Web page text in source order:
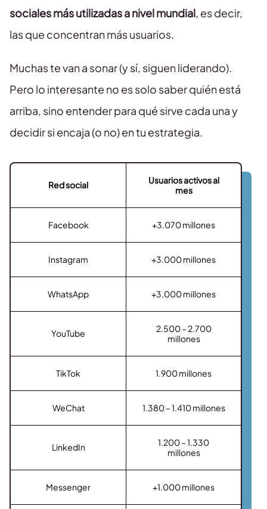
sociales más utilizadas a nivel mundial, es decir,
las que concentran más usuarios.
Muchas te van a sonar (y sí, siguen liderando).
Pero lo interesante no es solo saber quién está
arriba, sino entender para qué sirve cada una y
decidir si encaja (o no) en tu estrategia.
Red social
Usuarios activos al
mes
Facebook +3.070 millones
Instagram +3.000 millones
WhatsApp +3.000 millones
YouTube
2.500 – 2.700
millones
TikTok 1.900 millones
WeChat 1.380 – 1.410 millones
LinkedIn
1.200 – 1.330
millones
Messenger +1.000 millones